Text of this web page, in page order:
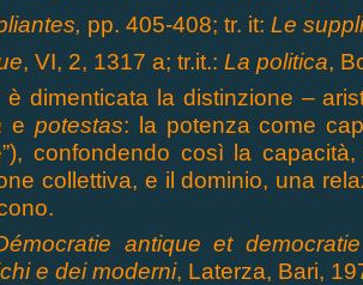
pp. 405-408; tr. it: Le
, VI, 2, 1317 a; tr.it.: La politica,
è dimenticata la distinzione –
e potestas: la potenza come
confondendo così la
collettiva, e il dominio, una
ocratie antique et
e dei moderni, Laterza, Bari,